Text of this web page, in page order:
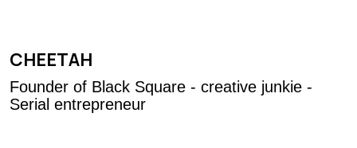
CHEETAH
Founder of Black Square - creative junkie -
Serial entrepreneur